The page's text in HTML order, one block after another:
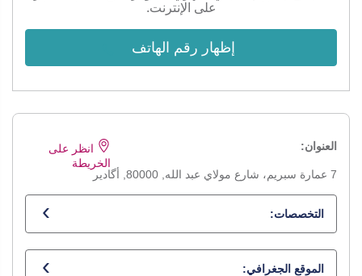
على الإنترنت.
إظهار رقم الهاتف
العنوان:
7 عمارة سبريم، شارع مولاي عبد الله, 80000, أگادير
انظر على
الخريطة
التخصصات:
أخصائي في أمراض المفاصل
الموقع الجغرافي: